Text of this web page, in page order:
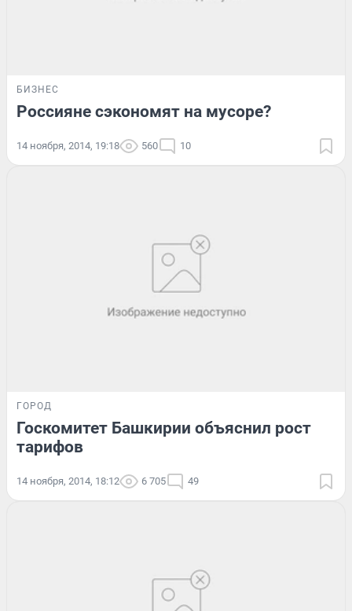
БИЗНЕС
Россияне сэкономят на мусоре?
14 ноября, 2014, 19:18 560 10
ГОРОД
Госкомитет Башкирии объяснил рост
тарифов
14 ноября, 2014, 18:12 6 705 49